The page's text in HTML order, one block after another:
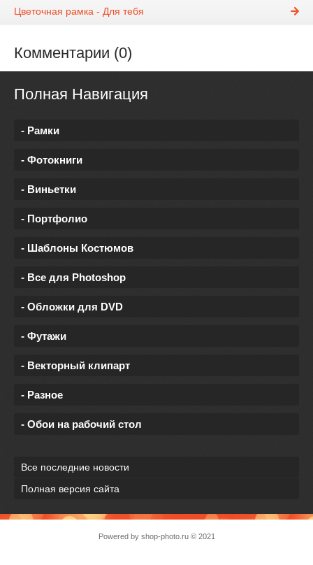
Цветочная рамка - Для тебя
Комментарии (0)
Полная Навигация
- Рамки
- Фотокниги
- Виньетки
- Портфолио
- Шаблоны Костюмов
- Все для Photoshop
- Обложки для DVD
- Футажи
- Векторный клипарт
- Разное
- Обои на рабочий стол
Все последние новости
Полная версия сайта
Powered by shop-photo.ru© 2021